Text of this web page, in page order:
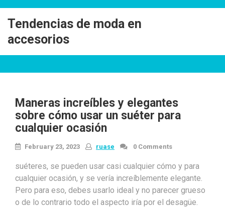
content
Tendencias de moda en
accesorios
Maneras increíbles y elegantes
sobre cómo usar un suéter para
cualquier ocasión
February 23, 2023 ruase 0 Comments
suéteres, se pueden usar casi cualquier cómo y para
cualquier ocasión, y se vería increíblemente elegante.
Pero para eso, debes usarlo ideal y no parecer grueso
o de lo contrario todo el aspecto iría por el desagüe.